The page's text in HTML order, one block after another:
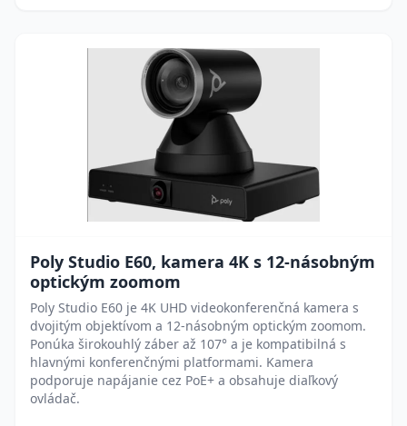
Poly Studio E60, kamera 4K s 12-násobným
optickým zoomom
Poly Studio E60 je 4K UHD videokonferenčná kamera s
dvojitým objektívom a 12-násobným optickým zoomom.
Ponúka širokouhlý záber až 107° a je kompatibilná s
hlavnými konferenčnými platformami. Kamera
podporuje napájanie cez PoE+ a obsahuje diaľkový
ovládač.